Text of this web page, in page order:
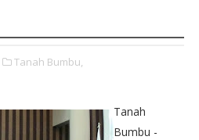
Tanah Bumbu,
Tanah
Bumbu -